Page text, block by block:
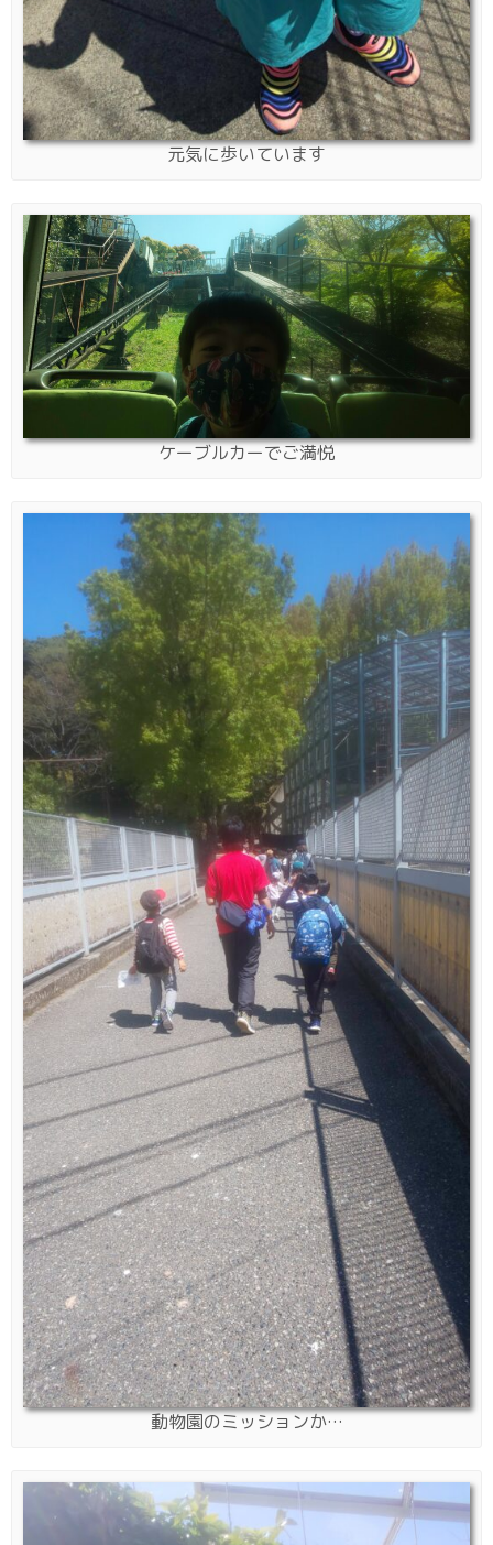
元気に歩いています
ケーブルカーでご満悦
動物園のミッションか…